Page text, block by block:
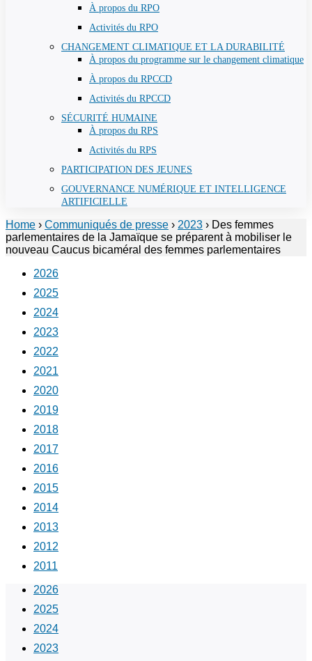
À propos du RPO
Activités du RPO
CHANGEMENT CLIMATIQUE ET LA DURABILITÉ
À propos du programme sur le changement climatique
À propos du RPCCD
Activités du RPCCD
SÉCURITÉ HUMAINE
À propos du RPS
Activités du RPS
PARTICIPATION DES JEUNES
GOUVERNANCE NUMÉRIQUE ET INTELLIGENCE
ARTIFICIELLE
Home › Communiqués de presse › 2023 › Des femmes
parlementaires de la Jamaïque se préparent à mobiliser le
nouveau Caucus bicaméral des femmes parlementaires
2026
2025
2024
2023
2022
2021
2020
2019
2018
2017
2016
2015
2014
2013
2012
2011
2026
2025
2024
2023